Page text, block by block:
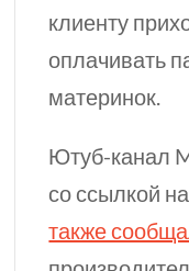
клиенту
оплачивать
материнок.
Ютуб-канал
со ссылкой
также